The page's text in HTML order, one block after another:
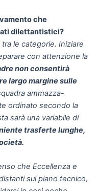
che
dilettantistici?
le categorie. Iniziare
con attenzione la
non consentirà
largo margine sulle
ammazza-
ordinato secondo la
sarà una variabile di
trasferte lunghe,
che Eccellenza e
sul piano tecnico,